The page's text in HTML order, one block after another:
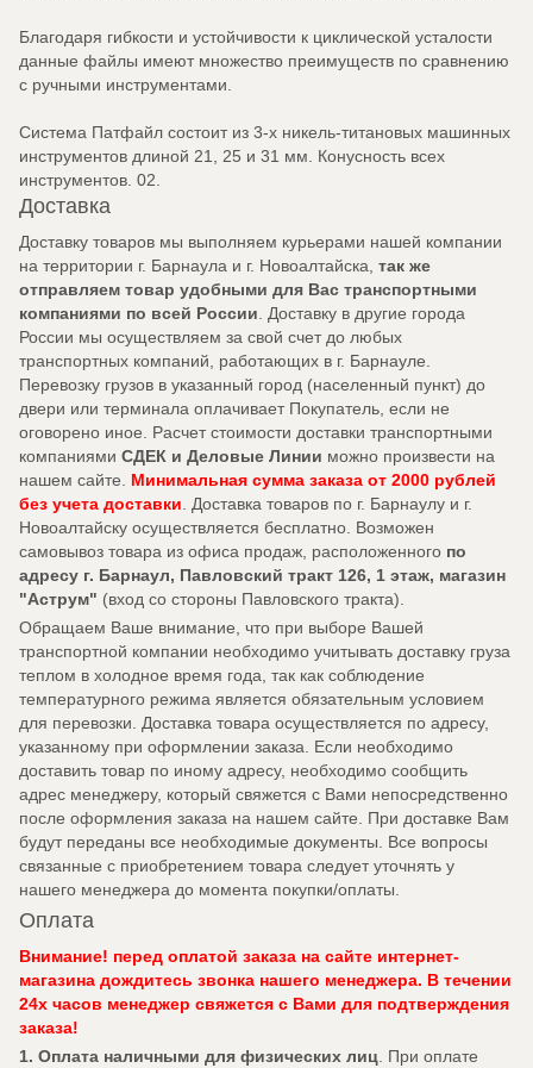
Благодаря гибкости и устойчивости к циклической усталости
данные файлы имеют множество преимуществ по сравнению
с ручными инструментами.
Система Патфайл состоит из 3-х никель-титановых машинных
инструментов длиной 21, 25 и 31 мм. Конусность всех
инструментов. 02.
Доставка
Доставку товаров мы выполняем курьерами нашей компании
на территории г. Барнаула и г. Новоалтайска, так же
отправляем товар удобными для Вас транспортными
компаниями по всей России . Доставку в другие города
России мы осуществляем за свой счет до любых
транспортных компаний, работающих в г. Барнауле.
Перевозку грузов в указанный город (населенный пункт) до
двери или терминала оплачивает Покупатель, если не
оговорено иное. Расчет стоимости доставки транспортными
компаниями СДЕК и Деловые Линии можно произвести на
нашем сайте. Минимальная сумма заказа от 2000 рублей
без учета доставки . Доставка товаров по г. Барнаулу и г.
Новоалтайску осуществляется бесплатно. Возможен
самовывоз товара из офиса продаж, расположенного по
адресу г. Барнаул, Павловский тракт 126, 1 этаж, магазин
"Аструм" (вход со стороны Павловского тракта).
Обращаем Ваше внимание, что при выборе Вашей
транспортной компании необходимо учитывать доставку груза
теплом в холодное время года, так как соблюдение
температурного режима является обязательным условием
для перевозки. Доставка товара осуществляется по адресу,
указанному при оформлении заказа. Если необходимо
доставить товар по иному адресу, необходимо сообщить
адрес менеджеру, который свяжется с Вами непосредственно
после оформления заказа на нашем сайте. При доставке Вам
будут переданы все необходимые документы. Все вопросы
связанные с приобретением товара следует уточнять у
нашего менеджера до момента покупки/оплаты.
Оплата
Внимание! перед оплатой заказа на сайте интернет-
магазина дождитесь звонка нашего менеджера. В течении
24х часов менеджер свяжется с Вами для подтверждения
заказа!
1. Оплата наличными для физических лиц . При оплате